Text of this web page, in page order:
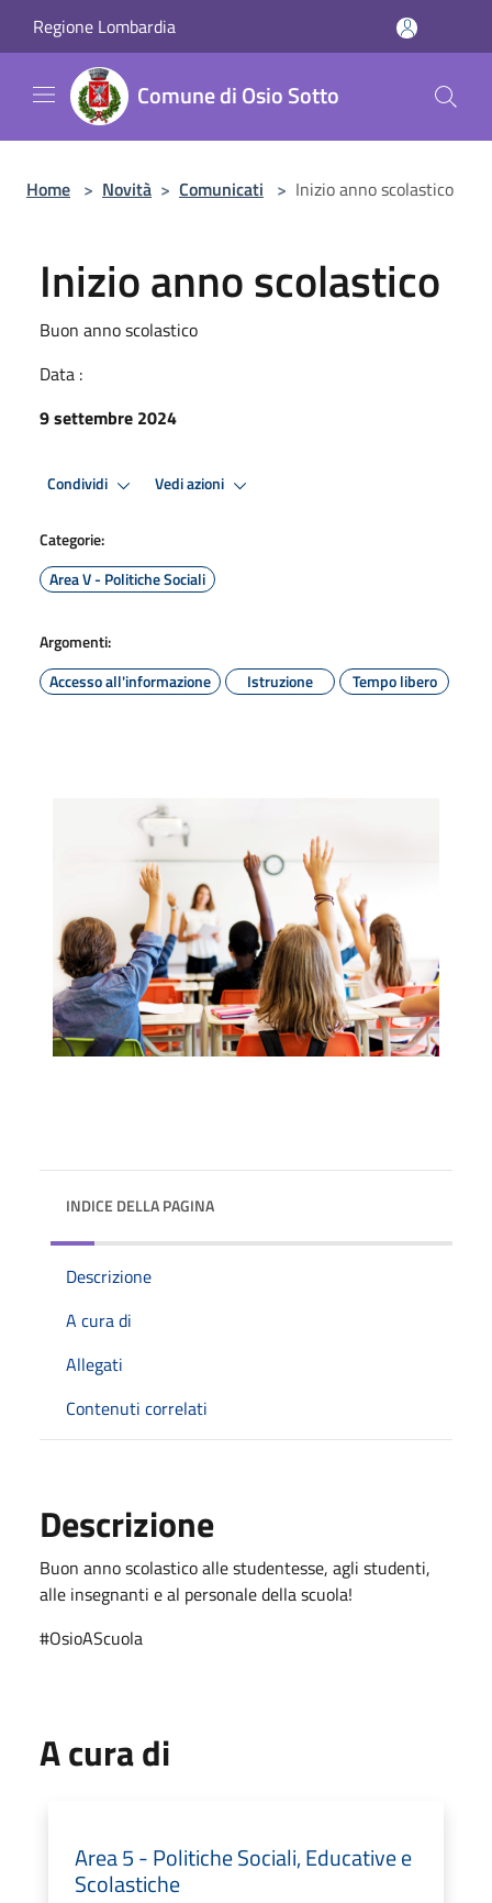
Regione Lombardia
Comune di Osio Sotto
Home > Novità > Comunicati > Inizio anno scolastico
Inizio anno scolastico
Buon anno scolastico
Data :
9 settembre 2024
Condividi Vedi azioni
Categorie:
Area V - Politiche Sociali
Argomenti:
Accesso all'informazione
Istruzione Tempo libero
INDICE DELLA PAGINA
Descrizione
A cura di
Allegati
Contenuti correlati
Descrizione
Buon anno scolastico alle studentesse, agli studenti,
alle insegnanti e al personale della scuola!
#OsioAScuola
A cura di
Area 5 - Politiche Sociali, Educative e
Scolastiche